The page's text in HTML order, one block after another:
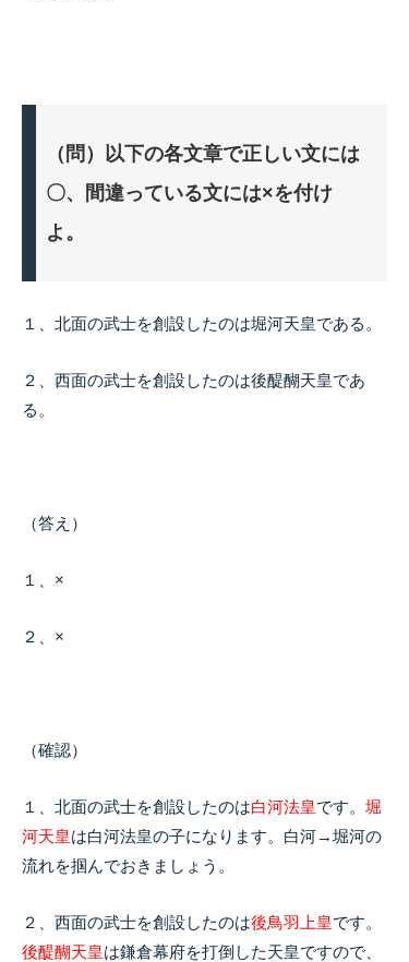
（問）以下の各文章で正しい文には
〇、間違っている文には×を付け
よ。
１、北面の武士を創設したのは堀河天皇である。
２、西面の武士を創設したのは後醍醐天皇であ
る。
（答え）
１、×
２、×
（確認）
１、北面の武士を創設したのは白河法皇です。 堀
河天皇は白河法皇の子になります。白河→堀河の
流れを掴んでおきましょう。
２、西面の武士を創設したのは後鳥羽上皇です。
後醍醐天皇は鎌倉幕府を打倒した天皇ですので、